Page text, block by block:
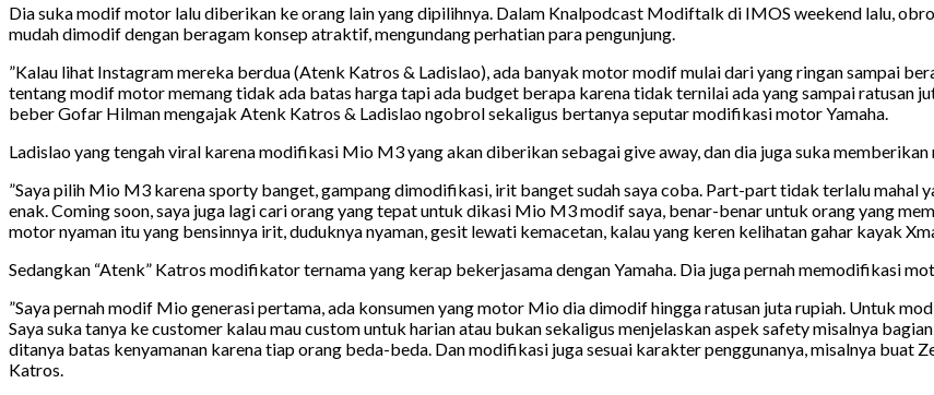
Dia suka modif motor lalu diberikan ke orang lain yang dipilihnya. Dalam Knalpodcast Modiftalk di IMOS weekend lalu,
mudah dimodif dengan beragam konsep atraktif, mengundang perhatian para pengunjung.
”Kalau lihat Instagram mereka berdua (Atenk Katros & Ladislao), ada banyak motor modif mulai dari yang ringan sampai
tentang modif motor memang tidak ada batas harga tapi ada budget berapa karena tidak ternilai ada yang sampai ratusan
beber Gofar Hilman mengajak Atenk Katros & Ladislao ngobrol sekaligus bertanya seputar modifikasi motor Yamaha.
Ladislao yang tengah viral karena modifikasi Mio M3 yang akan diberikan sebagai give away, dan dia juga suka
”Saya pilih Mio M3 karena sporty banget, gampang dimodifikasi, irit banget sudah saya coba. Part-part tidak terlalu mahal
enak. Coming soon, saya juga lagi cari orang yang tepat untuk dikasi Mio M3 modif saya, benar-benar untuk orang yang
motor nyaman itu yang bensinnya irit, duduknya nyaman, gesit lewati kemacetan, kalau yang keren kelihatan gahar kayak
Sedangkan “Atenk” Katros modifikator ternama yang kerap bekerjasama dengan Yamaha. Dia juga pernah memodifikasi
”Saya pernah modif Mio generasi pertama, ada konsumen yang motor Mio dia dimodif hingga ratusan juta rupiah. Untuk
Saya suka tanya ke customer kalau mau custom untuk harian atau bukan sekaligus menjelaskan aspek safety misalnya
ditanya batas kenyamanan karena tiap orang beda-beda. Dan modifikasi juga sesuai karakter penggunanya, misalnya buat
Katros.